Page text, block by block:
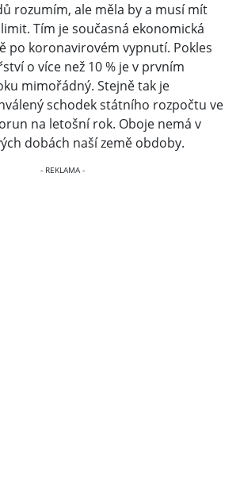
rozumím, ale měla by a musí mít
Tím je současná ekonomická
po koronavirovém vypnutí. Pokles
o více než 10 % je v prvním
mimořádný. Stejně tak je
schodek státního rozpočtu ve
na letošní rok. Oboje nemá v
dobách naší země obdoby.